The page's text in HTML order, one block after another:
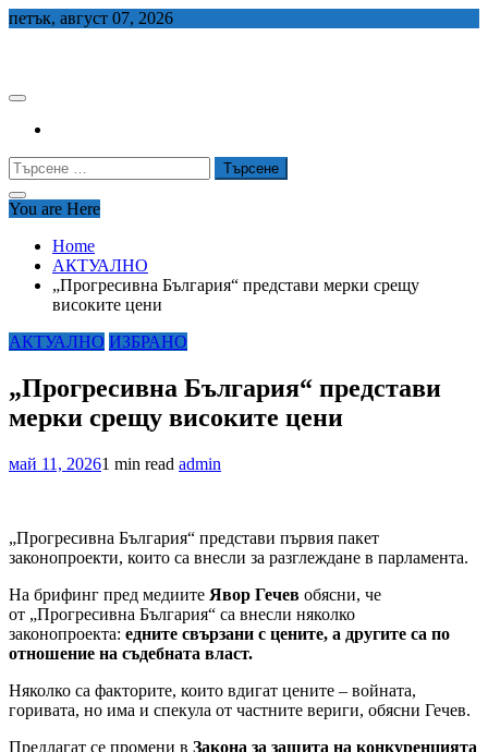
Skip
петък, август 07, 2026
Търсене
за:
You are Here
Home
АКТУАЛНО
„Прогресивна България“ представи мерки срещу
високите цени
АКТУАЛНО ИЗБРАНО
„Прогресивна България“ представи
мерки срещу високите цени
май 11, 20261 min read admin
„Прогресивна България“ представи първия пакет
законопроекти, които са внесли за разглеждане в парламента.
На брифинг пред медиите Явор Гечев обясни, че
от „Прогресивна България“ са внесли няколко
законопроекта: едните свързани с цените, а другите са по
отношение на съдебната власт.
Няколко са факторите, които вдигат цените – войната,
горивата, но има и спекула от частните вериги, обясни Гечев.
Предлагат се промени в Закона за защита на конкуренцията